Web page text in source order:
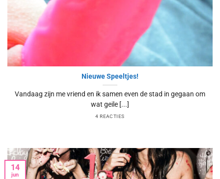
Nieuwe Speeltjes!
Vandaag zijn me vriend en ik samen even de stad in gegaan om
wat geile [...]
4 REACTIES
14
jun